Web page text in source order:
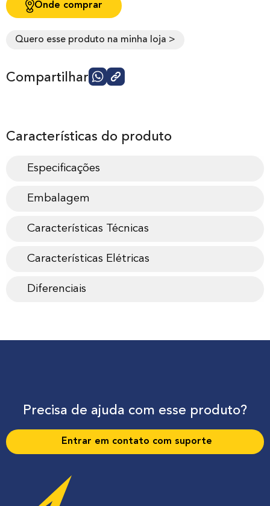
Onde comprar
Quero esse produto na minha loja >
Compartilhar
Características do produto
Especificações
Embalagem
Características Técnicas
Características Elétricas
Diferenciais
Precisa de ajuda com esse produto?
Entrar em contato com suporte